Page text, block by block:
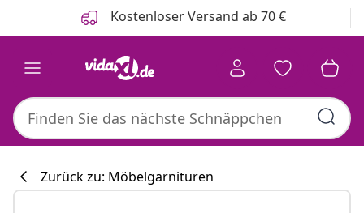
Kostenloser Versand ab 70 €
Zurück zu: Möbelgarnituren